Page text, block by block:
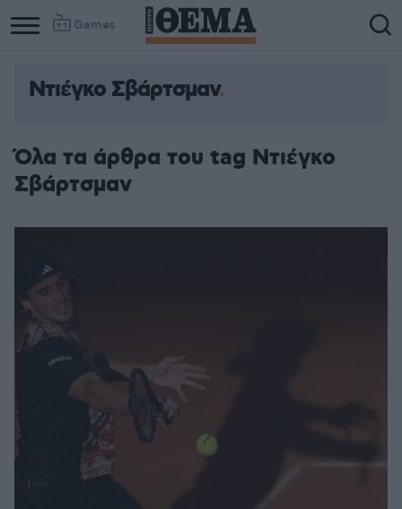
Games
Column
Column
Ντιέγκο Σβάρτσμαν
Όλα τα άρθρα του tag Ντιέγκο
Σβάρτσμαν